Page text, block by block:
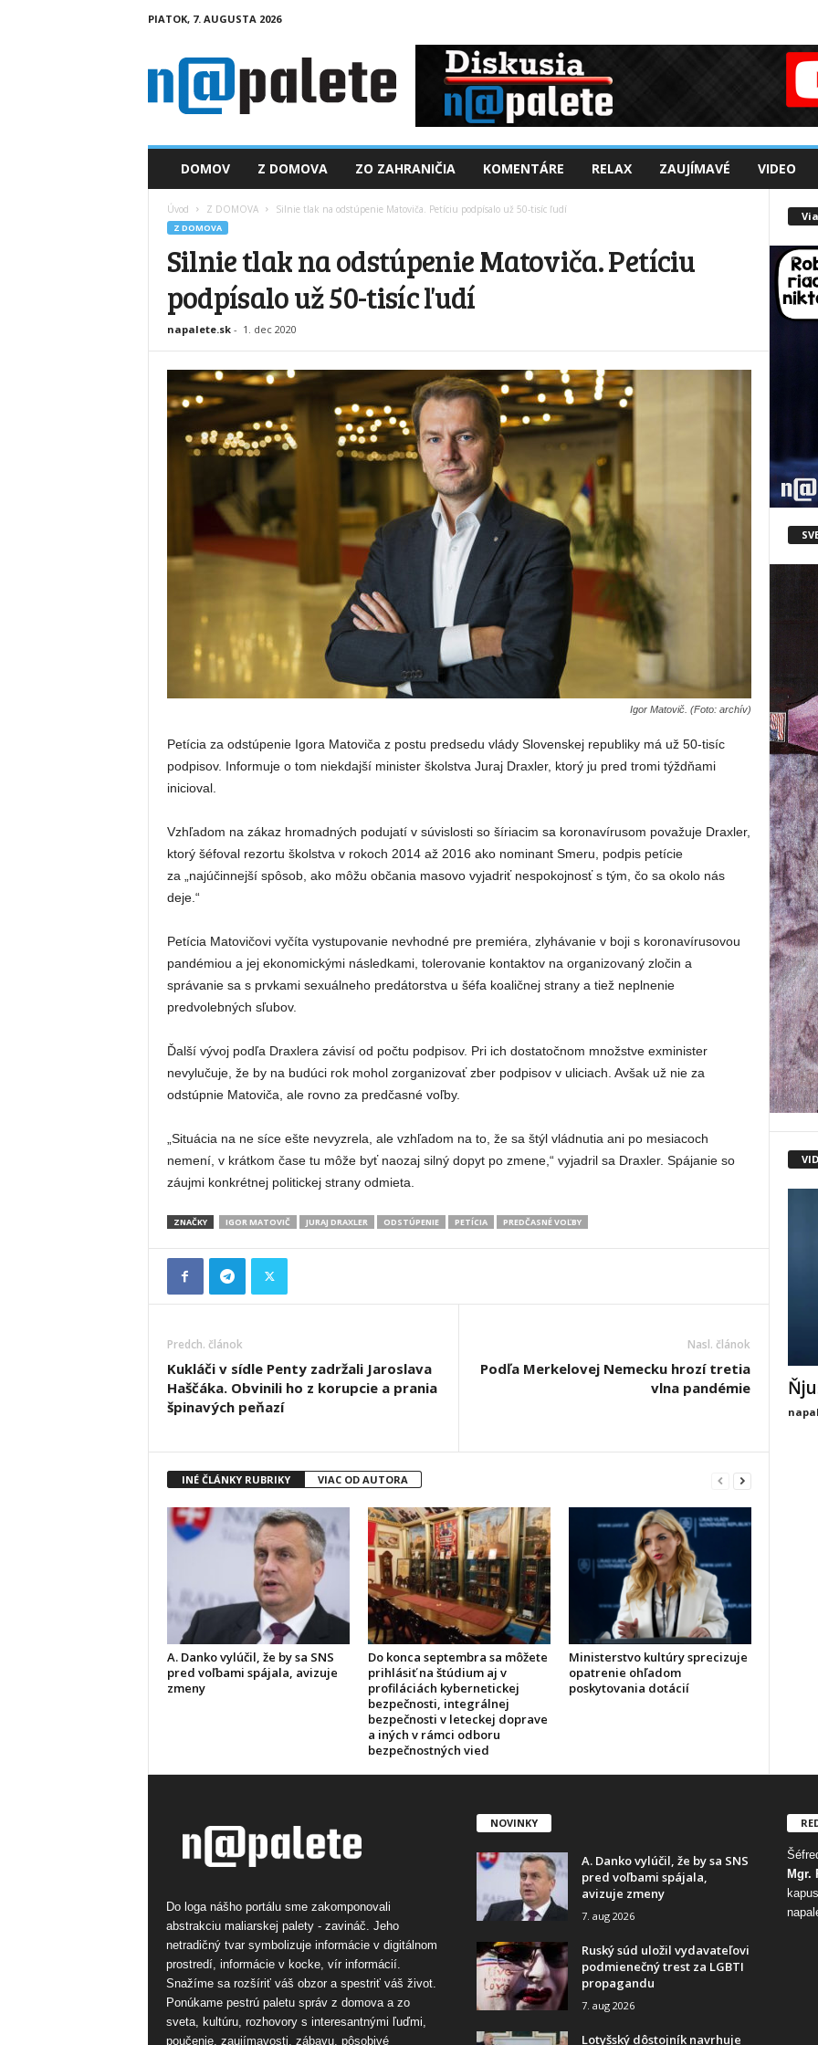
PIATOK, 7. AUGUSTA 2026
a
DOMOV Z DOMOVA ZO ZAHRANIČIA KOMENTÁRE RELAX ZAUJÍMAVÉ VIDEO
Úvod Z DOMOVA Silnie tlak na odstúpenie Matoviča. Petíciu podpísalo už 50-tisíc ľudí
Z DOMOVA
Silnie tlak na odstúpenie Matoviča. Petíciu
podpísalo už 50-tisíc ľudí
napalete.sk- 1. dec 2020
Igor Matovič. (Foto: archív)
Petícia za odstúpenie Igora Matoviča z postu predsedu vlády Slovenskej republiky má už 50-tisíc
podpisov. Informuje o tom niekdajší minister školstva Juraj Draxler, ktorý ju pred tromi týždňami
inicioval.
Vzhľadom na zákaz hromadných podujatí v súvislosti so šíriacim sa koronavírusom považuje Draxler,
ktorý šéfoval rezortu školstva v rokoch 2014 až 2016 ako nominant Smeru, podpis petície
za „najúčinnejší spôsob, ako môžu občania masovo vyjadriť nespokojnosť s tým, čo sa okolo nás
deje.“
Petícia Matovičovi vyčíta vystupovanie nevhodné pre premiéra, zlyhávanie v boji s koronavírusovou
pandémiou a jej ekonomickými následkami, tolerovanie kontaktov na organizovaný zločin a
správanie sa s prvkami sexuálneho predátorstva u šéfa koaličnej strany a tiež neplnenie
predvolebných sľubov.
Ďalší vývoj podľa Draxlera závisí od počtu podpisov. Pri ich dostatočnom množstve exminister
nevylučuje, že by na budúci rok mohol zorganizovať zber podpisov v uliciach. Avšak už nie za
odstúpnie Matoviča, ale rovno za predčasné voľby.
„Situácia na ne síce ešte nevyzrela, ale vzhľadom na to, že sa štýl vládnutia ani po mesiacoch
nemení, v krátkom čase tu môže byť naozaj silný dopyt po zmene,“ vyjadril sa Draxler. Spájanie so
záujmi konkrétnej politickej strany odmieta.
ZNAČKY IGOR MATOVIČ JURAJ DRAXLER ODSTÚPENIE PETÍCIA PREDČASNÉ VOĽBY
Predch. článok
Kukláči v sídle Penty zadržali Jaroslava
Haščáka. Obvinili ho z korupcie a prania
špinavých peňazí
Nasl. článok
Podľa Merkelovej Nemecku hrozí tretia
vlna pandémie
INÉ ČLÁNKY RUBRIKY VIAC OD AUTORA
A. Danko vylúčil, že by sa SNS
pred voľbami spájala, avizuje
zmeny
Do konca septembra sa môžete
prihlásiť na štúdium aj v
profiláciách kybernetickej
bezpečnosti, integrálnej
bezpečnosti v leteckej doprave
a iných v rámci odboru
bezpečnostných vied
Ministerstvo kultúry sprecizuje
opatrenie ohľadom
poskytovania dotácií
Do loga nášho portálu sme zakomponovali
abstrakciu maliarskej palety - zavináč. Jeho
netradičný tvar symbolizuje informácie v digitálnom
prostredí, informácie v kocke, vír informácií.
Snažíme sa rozšíriť váš obzor a spestriť váš život.
Ponúkame pestrú paletu správ z domova a zo
sveta, kultúru, rozhovory s interesantnými ľuďmi,
poučenie, zaujímavosti, zábavu, pôsobivé
NOVINKY
A. Danko vylúčil, že by sa SNS
pred voľbami spájala,
avizuje zmeny
7. aug 2026
Ruský súd uložil vydavateľovi
podmienečný trest za LGBTI
propagandu
7. aug 2026
Lotyšský dôstojník navrhuje
Mgr.